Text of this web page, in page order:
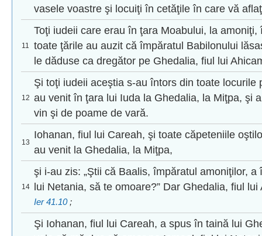
vasele voastre şi locuiţi în cetăţile în care vă
11
Toţi iudeii care erau în ţara Moabului, la
toate ţările au auzit că împăratul Babilonului
le dăduse ca dregător pe Ghedalia, fiul lui
12
Şi toţi iudeii aceştia s-au întors din toate locurile
au venit în ţara lui Iuda la Ghedalia, la Miţpa, şi
vin şi de poame de vară.
13
Iohanan, fiul lui Careah, şi toate căpeteniile
au venit la Ghedalia, la Miţpa,
14
şi i-au zis: „Ştii că Baalis, împăratul amoniţilor,
lui Netania, să te omoare?” Dar Ghedalia, fiul
Ier 41.10 ;
Şi Iohanan, fiul lui Careah, a spus în taină lui